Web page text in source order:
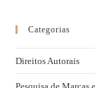
Categorias
Direitos Autorais